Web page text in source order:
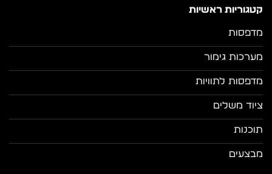
קטגוריות ראשיות
מדפסות
מערכות גימור
מדפסות לתוויות
ציוד משלים
תוכנות
מבצעים